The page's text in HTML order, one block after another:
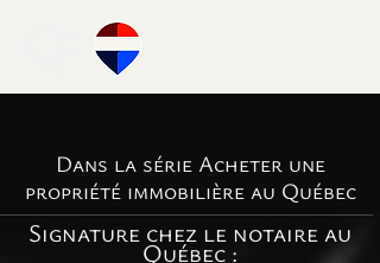
Dans la série Acheter une
propriété immobilière au Québec
Signature chez le notaire au
Québec :